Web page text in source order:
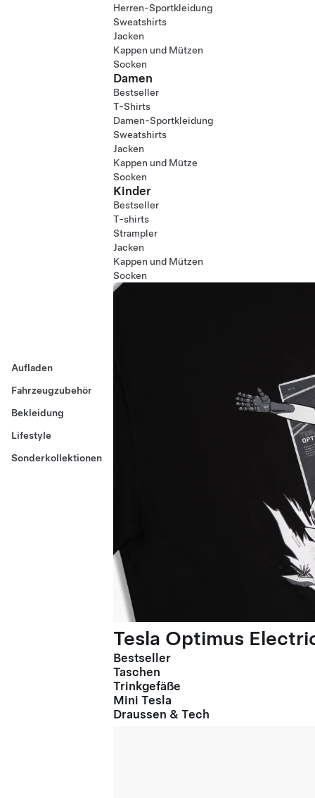
Aufladen
Fahrzeugzubehör
Bekleidung
Lifestyle
Sonderkollektionen
Herren-Sportkleidung
Sweatshirts
Jacken
Kappen und Mützen
Socken
Damen
Bestseller
T-Shirts
Damen-Sportkleidung
Sweatshirts
Jacken
Kappen und Mütze
Socken
Kinder
Bestseller
T-shirts
Strampler
Jacken
Kappen und Mützen
Socken
Tesla Optimus
Bestseller
Taschen
Trinkgefäße
Mini Tesla
Draussen & Tech